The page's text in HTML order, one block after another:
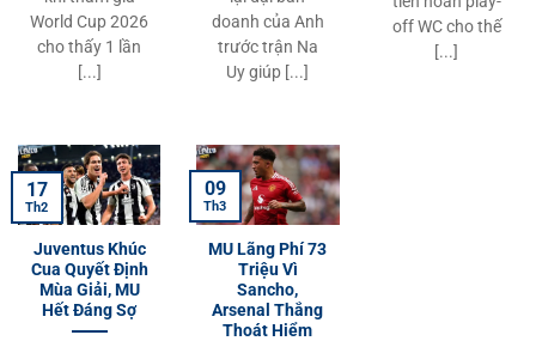
World Cup 2026
cho thấy 1 lần
[...]
doanh của Anh
trước trận Na
Uy giúp [...]
off WC cho thế
[...]
Juventus Khúc
Cua Quyết Định
Mùa Giải, MU
Hết Đáng Sợ
17
Th2
MU Lãng Phí 73
Triệu Vì
Sancho,
Arsenal Thắng
Thoát Hiểm
09
Th3